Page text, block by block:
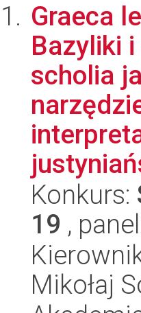
Graeca
Bazyliki
scholia
Konkurs:
19 ,
Mikołaj